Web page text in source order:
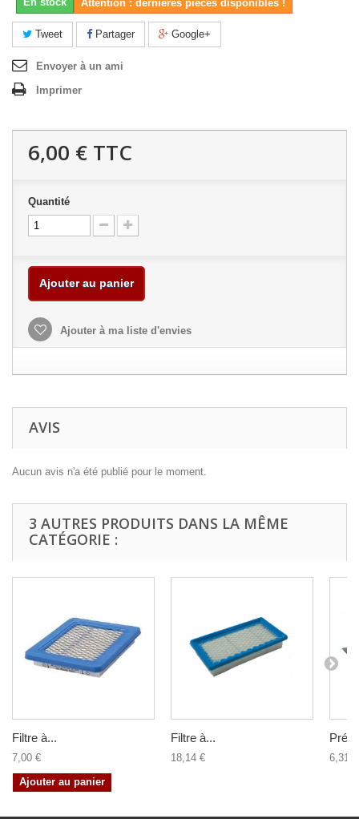
Attention : dernières pièces disponibles !
Tweet Partager Google+
Envoyer à un ami
Imprimer
6,00 € TTC
Quantité
Ajouter au panier
Ajouter à ma liste d'envies
AVIS
Aucun avis n'a été publié pour le moment.
3 AUTRES PRODUITS DANS LA MÊME
CATÉGORIE :
Filtre à...
7,00 €
Ajouter au panier
Filtre à...
18,14 €
Pré-
6,31 €